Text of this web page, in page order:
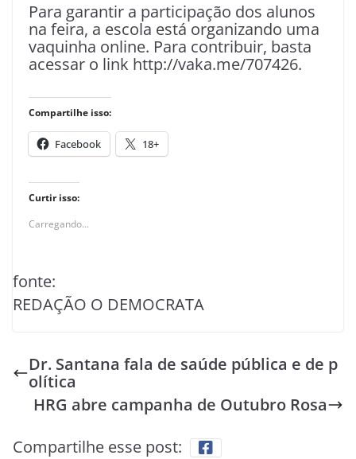
Para garantir a participação dos alunos
na feira, a escola está organizando uma
vaquinha online. Para contribuir, basta
acessar o link http://vaka.me/707426.
Compartilhe isso:
Facebook 18+
Curtir isso:
Carregando...
fonte:
REDAÇÃO O DEMOCRATA
Dr. Santana fala de saúde pública e de p
olítica
HRG abre campanha de Outubro Rosa
Compartilhe esse post: